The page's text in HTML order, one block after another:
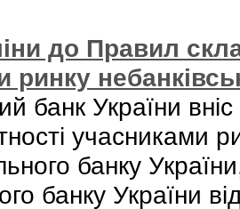
до Правил
ринку
банк України
учасниками
банку
банку України